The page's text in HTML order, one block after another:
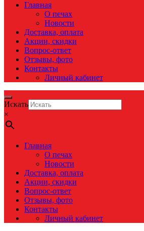
Главная
О печах
Новости
Доставка, оплата
Акции, скидки
Вопрос-ответ
Отзывы, фото
Контакты
Личный кабинет
Искать
×
Главная
О печах
Новости
Доставка, оплата
Акции, скидки
Вопрос-ответ
Отзывы, фото
Контакты
Личный кабинет